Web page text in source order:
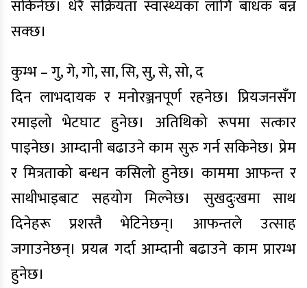
सकिनेछ। धेरै सक्रियता स्वास्थ्यका लागि बाधक बन्न
सक्छ।
कुम्भ – गु, गे, गो, सा, सि, सु, से, सो, द
दिन लाभदायक र मनोरञ्जनपूर्ण रहनेछ। प्रियजनसँग
रमाइलो भेटघाट हुनेछ। अतिथिको रूपमा सत्कार
पाइनेछ। आम्दानी बढाउने काम सुरु गर्न सकिनेछ। प्रेम
र मित्रताको बन्धन कसिलो हुनेछ। काममा आफन्त र
साथीभाइबाट सहयोग मिल्नेछ। सुखदुःखमा साथ
दिनेहरू प्रशस्तै भेटिनेछन्। आफन्तले उत्साह
जगाउनेछन्। प्रयत्न गर्दा आम्दानी बढाउने काम प्रारम्भ
हुनेछ।